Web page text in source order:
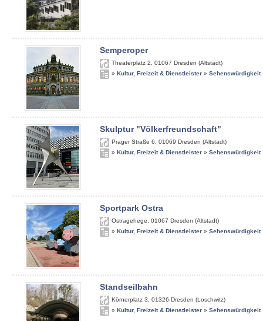
Semperoper
Theaterplatz 2 01067 Dresden (Altstadt)
» Kultur, Freizeit & Dienstleister » Sehenswürdigkeit
Skulptur "Völkerfreundschaft"
Prager Straße 6 01069 Dresden (Altstadt)
» Kultur, Freizeit & Dienstleister » Sehenswürdigkeit
Sportpark Ostra
Ostragehege 01067 Dresden (Altstadt)
» Kultur, Freizeit & Dienstleister » Sehenswürdigkeit
Standseilbahn
Körnerplatz 3 01326 Dresden (Loschwitz)
» Kultur, Freizeit & Dienstleister » Sehenswürdigkeit